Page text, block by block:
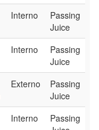
Interno
Passing
Juice
Interno
Passing
Juice
Externo
Passing
Juice
Interno
Passing